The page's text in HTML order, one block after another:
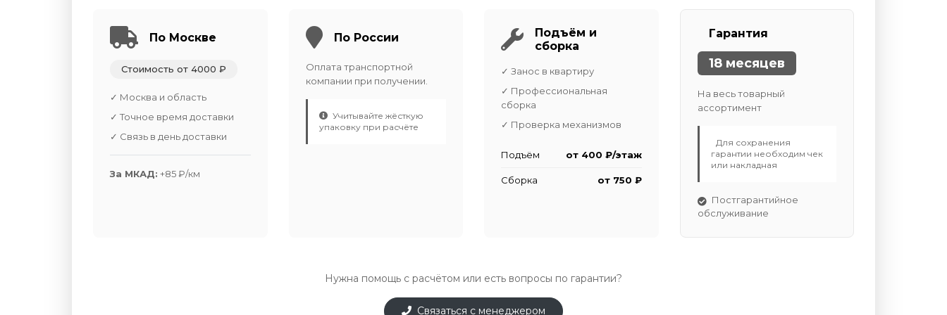
По Москве
Стоимость от 4000 ₽
✓ Москва и область
✓ Точное время доставки
✓ Связь в день доставки
За МКАД: +85 ₽/км
По России
Оплата транспортной
компании при получении.
Учитывайте жёсткую
упаковку при расчёте
Подъём и
сборка
✓ Занос в квартиру
✓ Профессиональная
сборка
✓ Проверка механизмов
Подъём от 400 ₽/этаж
Сборка от 750 ₽
Гарантия
18 месяцев
На весь товарный
ассортимент
Для сохранения
гарантии необходим чек
или накладная
Постгарантийное
обслуживание
Нужна помощь с расчётом или есть вопросы по гарантии?
Связаться с менеджером